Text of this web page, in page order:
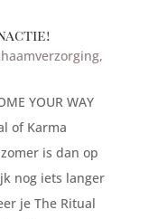
,
YOUR WAY
of Karma
is dan op
nog iets langer
je The Ritual